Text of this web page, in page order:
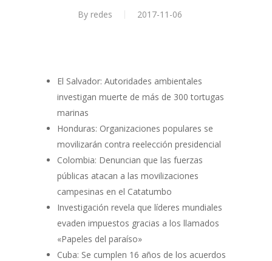
By redes 2017-11-06
El Salvador: Autoridades ambientales
investigan muerte de más de 300 tortugas
marinas
Honduras: Organizaciones populares se
movilizarán contra reelección presidencial
Colombia: Denuncian que las fuerzas
públicas atacan a las movilizaciones
campesinas en el Catatumbo
Investigación revela que líderes mundiales
evaden impuestos gracias a los llamados
«Papeles del paraíso»
Cuba: Se cumplen 16 años de los acuerdos